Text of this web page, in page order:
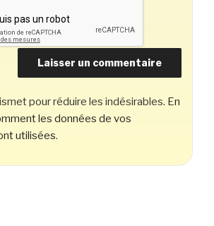
pour réduire les indésirables. En
les données de vos
utilisées.